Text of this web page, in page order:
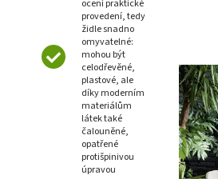
ocení praktické
provedení, tedy
židle snadno
omyvatelné:
mohou být
celodřevěné,
plastové, ale
díky moderním
materiálům
látek také
čalouněné,
opatřené
protišpinivou
úpravou